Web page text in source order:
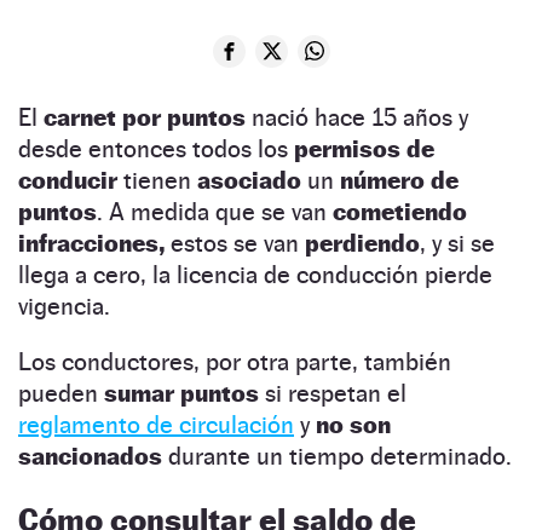
El carnet por puntos nació hace 15 años y
desde entonces todos los permisos de
conducirtienen asociado un número de
puntos. A medida que se van cometiendo
infracciones, estos se van perdiendo, y si se
llega a cero, la licencia de conducción pierde
vigencia.
Los conductores, por otra parte, también
pueden sumar puntos si respetan el
reglamento de circulación y no son
sancionados durante un tiempo determinado.
Cómo consultar el saldo de